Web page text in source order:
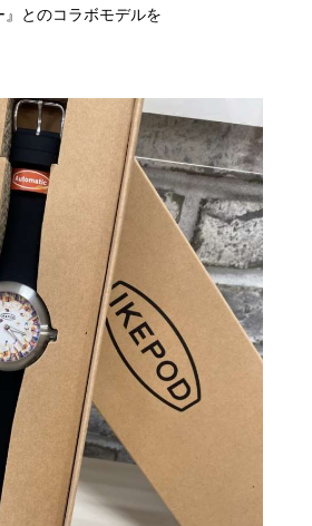
』とのコラボモデルを